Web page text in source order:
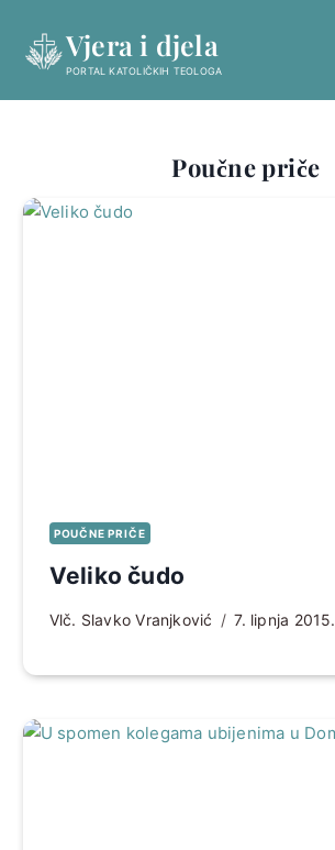
content
Vjera i djela
PORTAL KATOLIČKIH TEOLOGA
Poučne priče
POUČNE PRIČE
Veliko čudo
Vlč. Slavko Vranjković 7. lipnja 2015.